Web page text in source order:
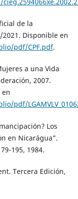
de la
Disponible en
pdf/CPF.pdf.
a una Vida
2007.
en
pdf/
Los
en Nicarágua”.
195, 1984.
Tercera Edición,